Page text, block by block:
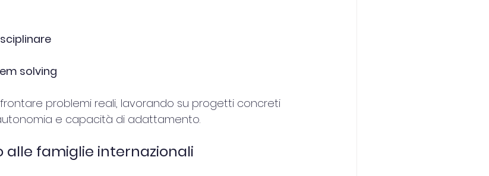
solving
problemi reali, lavorando su progetti concreti
e capacità di adattamento.
famiglie internazionali